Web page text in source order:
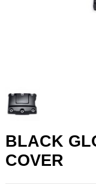
BLACK
COVER